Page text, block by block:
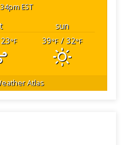
EST
sun
°F 39°F/ 32°F
Atlas